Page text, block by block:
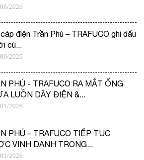
2026
điện Trần Phú – TRAFUCO ghi dấu
cú...
2026
PHÚ - TRAFUCO RA MẮT ỐNG
LUỒN DÂY ĐIỆN &...
2026
PHÚ – TRAFUCO TIẾP TỤC
VINH DANH TRONG...
2026